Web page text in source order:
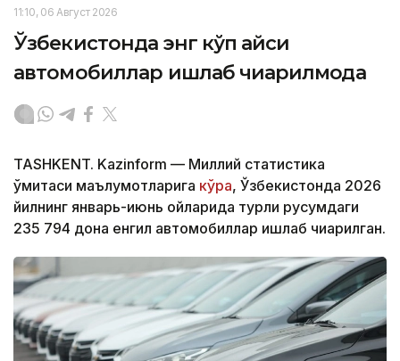
11:10, 06 Август 2026
Ўзбекистонда энг кўп қайси
автомобиллар ишлаб чиқарилмоқда
TASHKENT. Kazinform — Миллий статистика
қўмитаси маълумотларига кўра, Ўзбекистонда 2026
йилнинг январь-июнь ойларида турли русумдаги
235 794 дона енгил автомобиллар ишлаб чиқарилган.